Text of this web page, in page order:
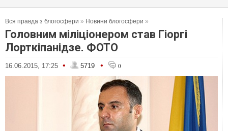
Вся правда з блогосфери » Новини блогосфери »
Головним міліціонером став Гіоргі
Лорткіпанідзе. ФОТО
16.06.2015, 17:25 • 5719 • 0